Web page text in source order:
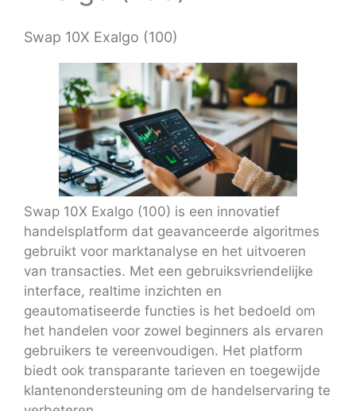
Swap 10X Exalgo (100)
Swap 10X Exalgo (100) is een innovatief
handelsplatform dat geavanceerde algoritmes
gebruikt voor marktanalyse en het uitvoeren
van transacties. Met een gebruiksvriendelijke
interface, realtime inzichten en
geautomatiseerde functies is het bedoeld om
het handelen voor zowel beginners als ervaren
gebruikers te vereenvoudigen. Het platform
biedt ook transparante tarieven en toegewijde
klantenondersteuning om de handelservaring te